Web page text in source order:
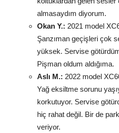
almasaydım diyorum.
Okan Y.: 2021 model
Şanzıman geçişleri çok
yüksek. Servise
Pişman oldum aldığıma.
Aslı M.: 2022 model
Yağ eksiltme sorunu
korkutuyor. Servise
hiç rahat değil. Bir de
veriyor.